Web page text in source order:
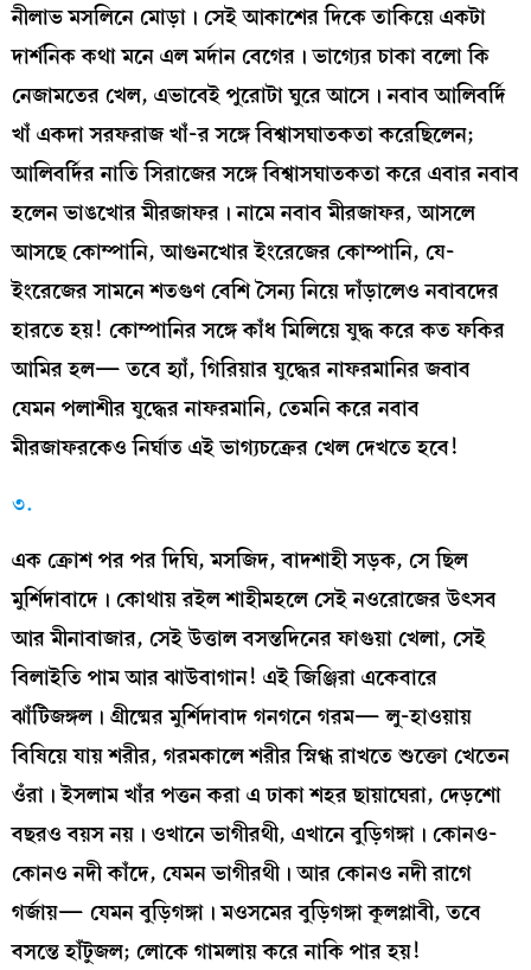
নীলাভ মসলিনে মোড়া। সেই আকাশের দিকে তাকিয়ে একটা
দার্শনিক কথা মনে এল মর্দান বেগের। ভাগ্যের চাকা বলো কি
নেজামতের খেল, এভাবেই পুরোটা ঘুরে আসে। নবাব আলিবর্দি
খাঁ একদা সরফরাজ খাঁ-র সঙ্গে বিশ্বাসঘাতকতা করেছিলেন;
আলিবর্দির নাতি সিরাজের সঙ্গে বিশ্বাসঘাতকতা করে এবার নবাব
হলেন ভাঙখোর মীরজাফর। নামে নবাব মীরজাফর, আসলে
আসছে কোম্পানি, আগুনখোর ইংরেজের কোম্পানি, যে-
ইংরেজের সামনে শতগুণ বেশি সৈন্য নিয়ে দাঁড়ালেও নবাবদের
হারতে হয়! কোম্পানির সঙ্গে কাঁধ মিলিয়ে যুদ্ধ করে কত ফকির
আমির হল— তবে হ্যাঁ, গিরিয়ার যুদ্ধের নাফরমানির জবাব
যেমন পলাশীর যুদ্ধের নাফরমানি, তেমনি করে নবাব
মীরজাফরকেও নির্ঘাত এই ভাগ্যচক্রের খেল দেখতে হবে!
৩.
এক ক্রোশ পর পর দিঘি, মসজিদ, বাদশাহী সড়ক, সে ছিল
মুর্শিদাবাদে। কোথায় রইল শাহীমহলে সেই নওরোজের উৎসব
আর মীনাবাজার, সেই উত্তাল বসন্তদিনের ফাগুয়া খেলা, সেই
বিলাইতি পাম আর ঝাউবাগান! এই জিঞ্জিরা একেবারে
ঝাঁটিজঙ্গল। গ্রীষ্মের মুর্শিদাবাদ গনগনে গরম— লু-হাওয়ায়
বিষিয়ে যায় শরীর, গরমকালে শরীর স্নিগ্ধ রাখতে শুক্তো খেতেন
ওঁরা। ইসলাম খাঁর পত্তন করা এ ঢাকা শহর ছায়াঘেরা, দেড়শো
বছরও বয়স নয়। ওখানে ভাগীরথী, এখানে বুড়িগঙ্গা। কোনও-
কোনও নদী কাঁদে, যেমন ভাগীরথী। আর কোনও নদী রাগে
গর্জায়— যেমন বুড়িগঙ্গা। মওসমের বুড়িগঙ্গা কূলপ্লাবী, তবে
বসন্তে হাঁটুজল; লোকে গামলায় করে নাকি পার হয়!